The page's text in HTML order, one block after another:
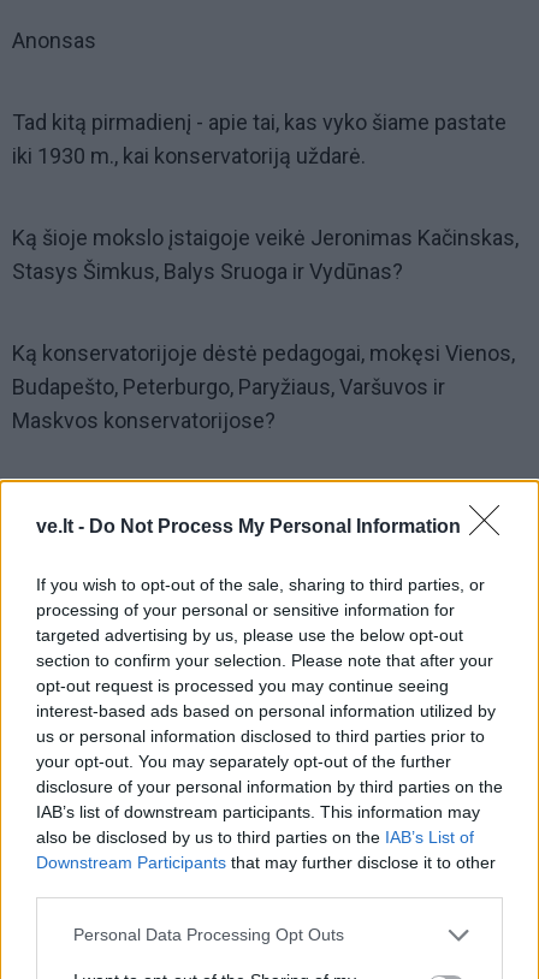
ve.lt - Do Not Process My Personal Information
If you wish to opt-out of the sale, sharing to third parties, or
processing of your personal or sensitive information for
targeted advertising by us, please use the below opt-out
section to confirm your selection. Please note that after your
opt-out request is processed you may continue seeing
interest-based ads based on personal information utilized by
us or personal information disclosed to third parties prior to
your opt-out. You may separately opt-out of the further
disclosure of your personal information by third parties on the
IAB’s list of downstream participants. This information may
also be disclosed by us to third parties on the IAB’s List of
Downstream Participants that may further disclose it to other
Personal Data Processing Opt Outs
Anonsas
Tad kitą pirmadienį - apie tai, kas vyko šiame pastate
iki 1930 m., kai konservatoriją uždarė.
Ką šioje mokslo įstaigoje veikė Jeronimas Kačinskas,
Stasys Šimkus, Balys Sruoga ir Vydūnas?
Ką konservatorijoje dėstė pedagogai, mokęsi Vienos,
Budapešto, Peterburgo, Paryžiaus, Varšuvos ir
Maskvos konservatorijose?
Kokių gudrybių griebdavosi konservatorijos vadovas
S. Šimkus, norėdamas nučiupti studentus
bendrabutyje Bachmano dvare?
Bus daugiau. Pradžia - 2007 m. balandžio 23 d., išeina
pirmadieniais. "Vakarų ekspreso" portalo internete
www.ve.lt skaitytojai "Akvareles" vienoje vietoje gali
rasti paspaudę nuorodą ve.lt projektai, kuriuose yra
papunktis "Miesto istorijos".